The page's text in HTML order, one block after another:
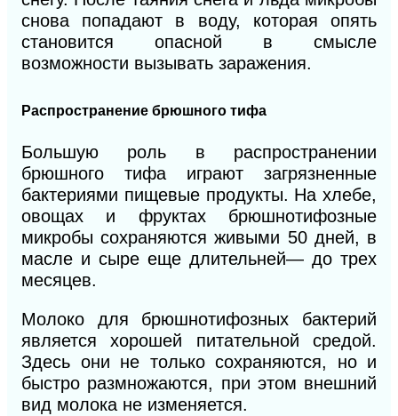
снова попадают в воду, которая опять
становится опасной в смысле
возможности вызывать заражения.
Распространение брюшного тифа
Большую роль в распространении
брюшного тифа играют загрязненные
бактериями пищевые продукты. На хлебе,
овощах и фруктах брюшнотифозные
микробы сохраняются живыми 50 дней, в
масле и сыре еще длительней— до трех
месяцев.
Молоко для брюшнотифозных бактерий
является хорошей питательной средой.
Здесь они не только сохраняются, но и
быстро размножаются, при этом внешний
вид молока не изменяется.